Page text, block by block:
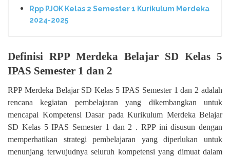
Rpp PJOK Kelas 2 Semester 1 Kurikulum Merdeka
2024-2025
Definisi RPP Merdeka Belajar SD Kelas 5
IPAS Semester 1 dan 2
RPP Merdeka Belajar SD Kelas 5 IPAS Semester 1 dan 2 adalah
rencana kegiatan pembelajaran yang dikembangkan untuk
mencapai Kompetensi Dasar pada Kurikulum Merdeka Belajar
SD Kelas 5 IPAS Semester 1 dan 2 . RPP ini disusun dengan
memperhatikan strategi pembelajaran yang diperlukan untuk
menunjang terwujudnya seluruh kompetensi yang dimuat dalam